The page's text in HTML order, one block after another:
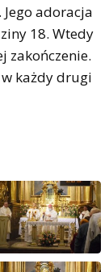
adoracja
18. Wtedy
zakończenie.
każdy drugi